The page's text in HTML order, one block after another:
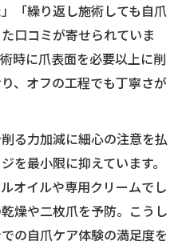
「繰り返し施術しても自爪
口コミが寄せられていま
時に爪表面を必要以上に削
、オフの工程でも丁寧さが
る力加減に細心の注意を払
を最小限に抑えています。
オイルや専用クリームでし
燥や二枚爪を予防。こうし
の自爪ケア体験の満足度を